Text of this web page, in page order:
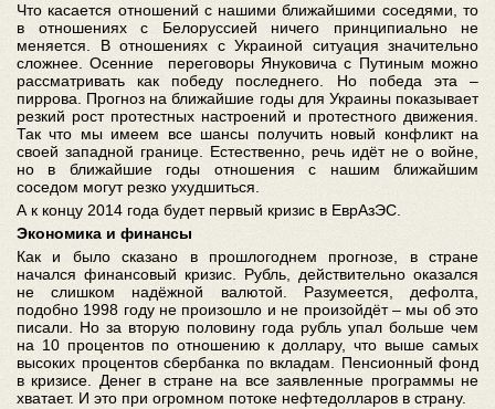
Что касается отношений с нашими ближайшими соседями, то
в отношениях с Белоруссией ничего принципиально не
меняется. В отношениях с Украиной ситуация значительно
сложнее. Осенние переговоры Януковича с Путиным можно
рассматривать как победу последнего. Но победа эта –
пиррова. Прогноз на ближайшие годы для Украины показывает
резкий рост протестных настроений и протестного движения.
Так что мы имеем все шансы получить новый конфликт на
своей западной границе. Естественно, речь идёт не о войне,
но в ближайшие годы отношения с нашим ближайшим
соседом могут резко ухудшиться.
А к концу 2014 года будет первый кризис в ЕврАзЭС.
Экономика и финансы
Как и было сказано в прошлогоднем прогнозе, в стране
начался финансовый кризис. Рубль, действительно оказался
не слишком надёжной валютой. Разумеется, дефолта,
подобно 1998 году не произошло и не произойдёт – мы об это
писали. Но за вторую половину года рубль упал больше чем
на 10 процентов по отношению к доллару, что выше самых
высоких процентов сбербанка по вкладам. Пенсионный фонд
в кризисе. Денег в стране на все заявленные программы не
хватает. И это при огромном потоке нефтедолларов в страну.